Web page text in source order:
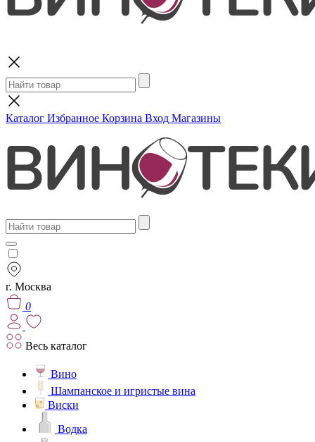
Каталог Избранное Корзина Вход Магазины
г. Москва
0
Весь каталог
Вино
Шампанское и игристые вина
Виски
Водка